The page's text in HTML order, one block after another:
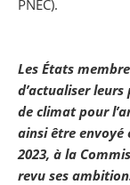
PNEC).
Les États
d’actualiser
de climat pour
ainsi être envoyé
2023, à la
revu ses